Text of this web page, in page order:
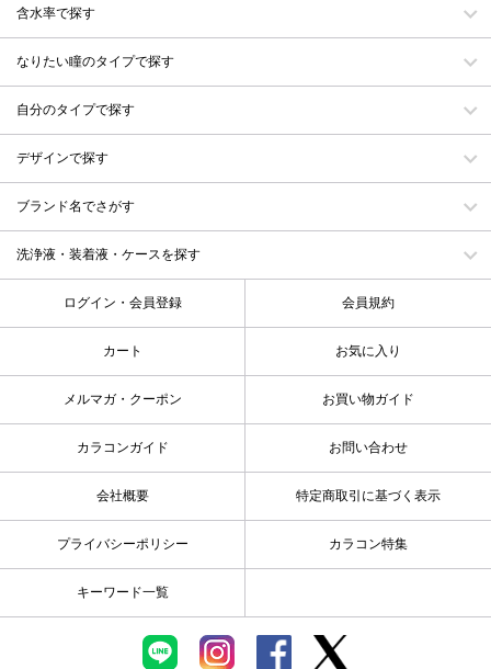
含水率で探す
なりたい瞳のタイプで探す
自分のタイプで探す
デザインで探す
ブランド名でさがす
洗浄液・装着液・ケースを探す
ログイン・会員登録 会員規約
カート お気に入り
メルマガ・クーポン お買い物ガイド
カラコンガイド お問い合わせ
会社概要 特定商取引に基づく表示
プライバシーポリシー カラコン特集
キーワード一覧